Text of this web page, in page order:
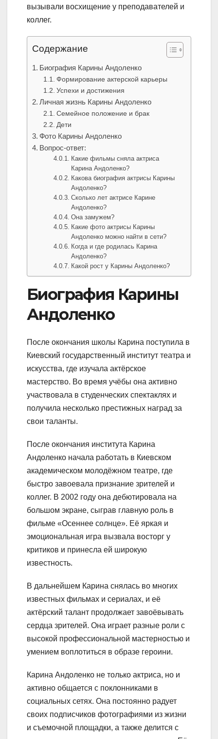
вызывали восхищение у преподавателей и
коллег.
Содержание
Биография Карины Андоленко
Формирование актерской карьеры
Успехи и достижения
Личная жизнь Карины Андоленко
Семейное положение и брак
Дети
Фото Карины Андоленко
Вопрос-ответ:
Какие фильмы сняла актриса
Карина Андоленко?
Какова биография актрисы Карины
Андоленко?
Сколько лет актрисе Карине
Андоленко?
Она замужем?
Какие фото актрисы Карины
Андоленко можно найти в сети?
Когда и где родилась Карина
Андоленко?
Какой рост у Карины Андоленко?
Биография Карины
Андоленко
После окончания школы Карина поступила в
Киевский государственный институт театра и
искусства, где изучала актёрское
мастерство. Во время учёбы она активно
участвовала в студенческих спектаклях и
получила несколько престижных наград за
свои таланты.
После окончания института Карина
Андоленко начала работать в Киевском
академическом молодёжном театре, где
быстро завоевала признание зрителей и
коллег. В 2002 году она дебютировала на
большом экране, сыграв главную роль в
фильме «Осеннее солнце». Её яркая и
эмоциональная игра вызвала восторг у
критиков и принесла ей широкую
известность.
В дальнейшем Карина снялась во многих
известных фильмах и сериалах, и её
актёрский талант продолжает завоёвывать
сердца зрителей. Она играет разные роли с
высокой профессиональной мастерностью и
умением воплотиться в образе героини.
Карина Андоленко не только актриса, но и
активно общается с поклонниками в
социальных сетях. Она постоянно радует
своих подписчиков фотографиями из жизни
и съемочной площадки, а также делится с